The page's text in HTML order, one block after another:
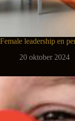
Female leadership en
20 oktober 2024